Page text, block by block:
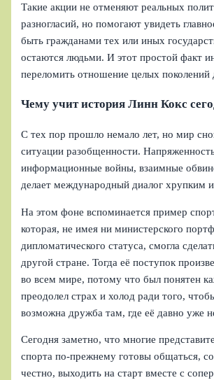
Такие акции не отменяют реальных
разногласий, но помогают увидеть
быть гражданами тех или иных
остаются людьми. И этот простой факт
переломить отношение целых поколений
Чему учит история Линн Кокс
С тех пор прошло немало лет, но мир
ситуации разобщенности.
информационные войны, взаимные
делает международный диалог хрупким
На этом фоне вспоминается пример
которая, не имея ни министерского
дипломатического статуса, смогла
другой стране. Тогда её поступок
во всем мире, потому что был понятен
преодолел страх и холод ради того,
возможна дружба там, где её давно уже
Сегодня заметно, что многие
спорта по-прежнему готовы общаться,
честно, выходить на старт вместе с